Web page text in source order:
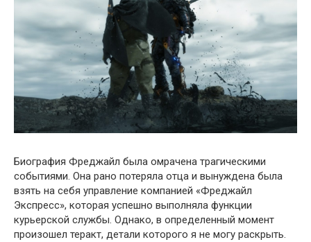
Биография Фреджайл была омрачена трагическими
событиями. Она рано потеряла отца и вынуждена была
взять на себя управление компанией «Фреджайл
Экспресс», которая успешно выполняла функции
курьерской службы. Однако, в определенный момент
произошел теракт, детали которого я не могу раскрыть.